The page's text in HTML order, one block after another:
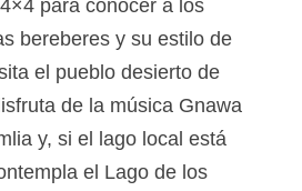
para conocer a los
bereberes y su estilo de
el pueblo desierto de
de la música Gnawa
y, si el lago local está
el Lago de los